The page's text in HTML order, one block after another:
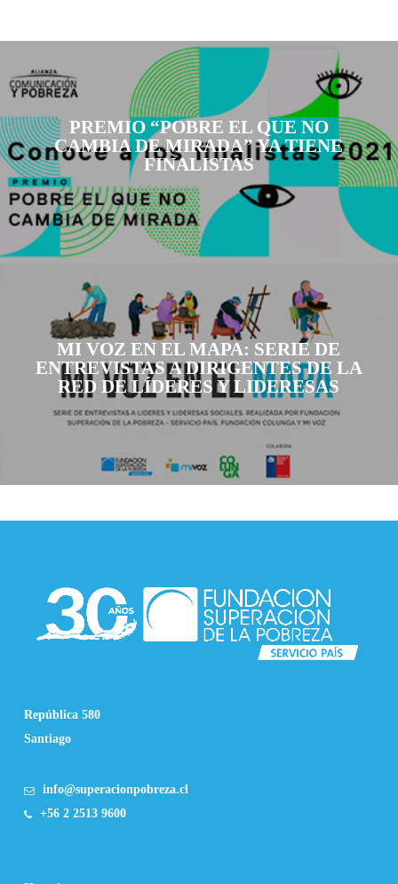
PREMIO “POBRE EL QUE NO
CAMBIA DE MIRADA” YA TIENE
FINALISTAS
MI VOZ EN EL MAPA: SERIE DE
ENTREVISTAS A DIRIGENTES DE LA
RED DE LÍDERES Y LIDERESAS
República 580
Santiago
info@superacionpobreza.cl
+56 2 2513 9600